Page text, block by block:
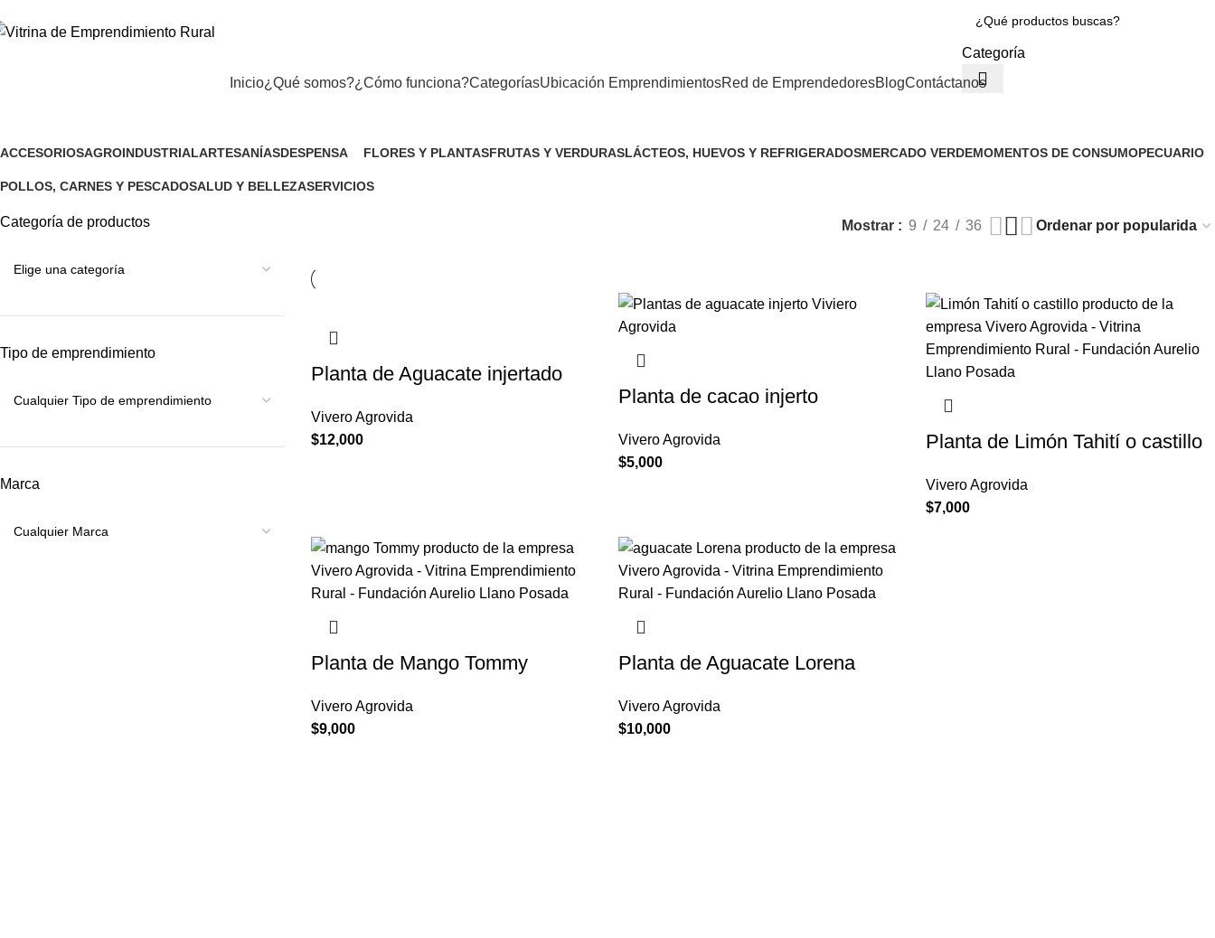
Categoría
Inicio¿Qué somos?¿Cómo funciona?CategoríasUbicación EmprendimientosRed de EmprendedoresBlogContáctanos
ACCESORIOSAGROINDUSTRIALARTESANÍASDESPENSA
FLORES Y PLANTASFRUTAS Y VERDURASLÁCTEOS, HUEVOS Y REFRIGERADOSMERCADO VERDEMOMENTOS DE CONSUMOPECUARIO
POLLOS, CARNES Y PESCADOSALUD Y BELLEZASERVICIOS
Categoría de productos
Tipo de emprendimiento
Marca
Mostrar 9 24 36
Planta de Aguacate injertado
Vivero Agrovida
$12,000
Planta de cacao injerto
Vivero Agrovida
$5,000
Planta de Limón Tahití o castillo
Vivero Agrovida
$7,000
Planta de Mango Tommy
Vivero Agrovida
$9,000
Planta de Aguacate Lorena
Vivero Agrovida
$10,000